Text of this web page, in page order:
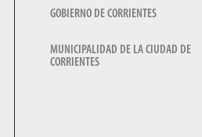
GOBIERNO DE CORRIENTES
MUNICIPALIDAD DE LA CIUDAD DE
CORRIENTES